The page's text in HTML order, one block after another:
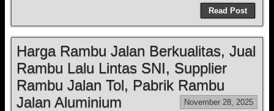
Read Post
Harga Rambu Jalan Berkualitas, Jual
Rambu Lalu Lintas SNI, Supplier
Rambu Jalan Tol, Pabrik Rambu
Jalan Aluminium
November 28, 2025